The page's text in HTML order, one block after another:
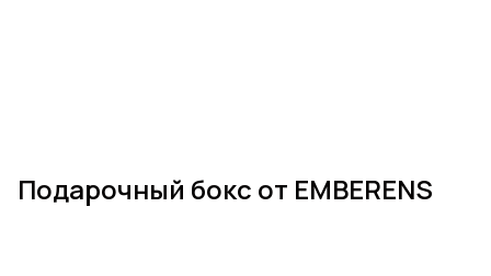
Подарочный бокс от EMBERENS